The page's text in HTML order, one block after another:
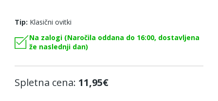
Tip: Klasični ovitki
Na zalogi (Naročila oddana do 16:00, dostavljena
že naslednji dan)
Spletna cena: 11,95€